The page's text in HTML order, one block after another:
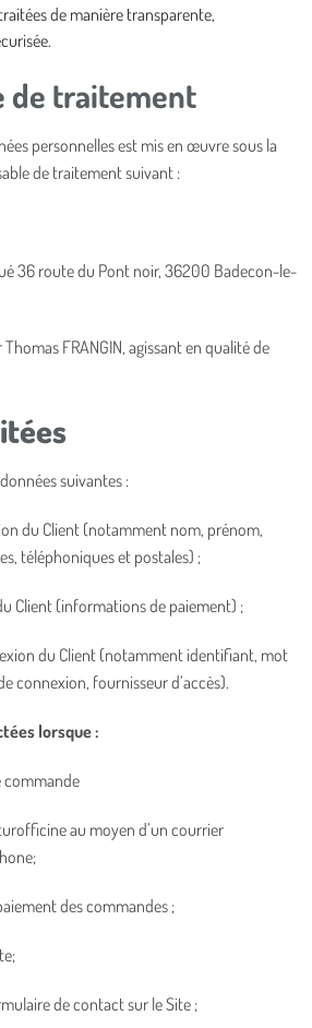
de manière transparente,
de traitement
personnelles est mis en œuvre sous la
de traitement suivant :
36 route du Pont noir, 36200 Badecon-le-
FRANGIN, agissant en qualité de
suivantes :
du Client (notamment nom, prénom,
téléphoniques et postales) ;
Client (informations de paiement) ;
du Client (notamment identifiant, mot
connexion, fournisseur d’accès).
lorsque :
au moyen d’un courrier
des commandes ;
de contact sur le Site ;